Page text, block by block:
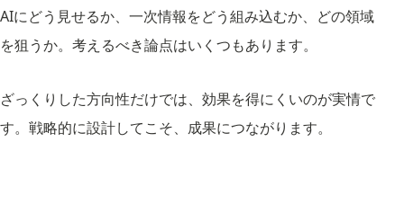
AIにどう見せるか、一次情報をどう組み込むか、どの領域
を狙うか。考えるべき論点はいくつもあります。
ざっくりした方向性だけでは、効果を得にくいのが実情で
す。戦略的に設計してこそ、成果につながります。